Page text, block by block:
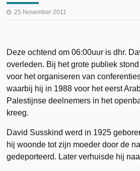
25 November 2011
Deze ochtend om 06:00uur is dhr.
overleden. Bij het grote publiek
voor het organiseren van
waarbij hij in 1988 voor het eerst
Palestijnse deelnemers in het
kreeg.
David Susskind werd in 1925
hij woonde tot zijn moeder door de
gedeporteerd. Later verhuisde hij